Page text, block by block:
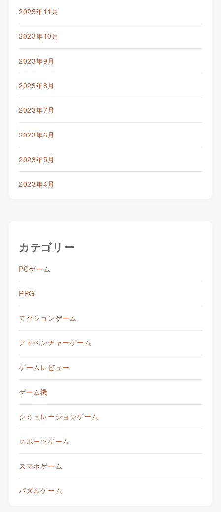
2023年11月
2023年10月
2023年9月
2023年8月
2023年7月
2023年6月
2023年5月
2023年4月
カテゴリー
PCゲーム
RPG
アクションゲーム
アドベンチャーゲーム
ゲームレビュー
ゲーム機
シミュレーションゲーム
スポーツゲーム
スマホゲーム
パズルゲーム